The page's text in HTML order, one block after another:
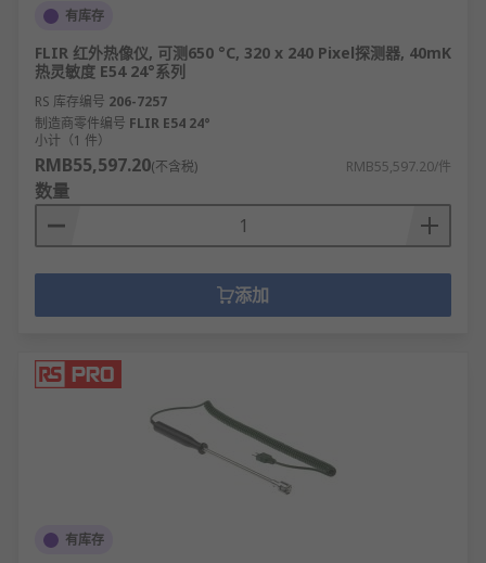
有库存
FLIR 红外热像仪, 可测650 °C, 320 x 240 Pixel探测器, 40mK
热灵敏度 E54 24°系列
RS 库存编号 206-7257
制造商零件编号 FLIR E54 24°
小计（1 件）
RMB55,597.20(不含税) RMB55,597.20/件
数量
添加
有库存